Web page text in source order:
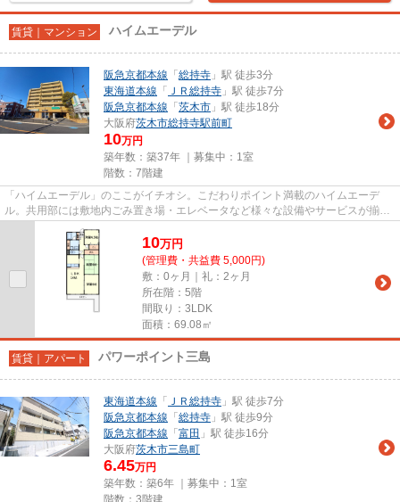
賃貸｜マンション ハイムエーデル
阪急京都本線 「 総持寺 」駅 徒歩3分
東海道本線 「 ＪＲ総持寺 」駅 徒歩7分
阪急京都本線 「 茨木市 」駅 徒歩18分
大阪府茨木市総持寺駅前町
10万円
築年数：築37年 ｜募集中： 1室
階数：7階建
「ハイムエーデル」のここがイチオシ。こだわりポイント満載のハイムエーデ
ル。共用部には敷地内ごみ置き場・エレベータなど様々な設備やサービスが揃っ
ているので便利です。こちらの...
10万円
(管理費・共益費 5,000円)
敷：0ヶ月｜礼：2ヶ月
所在階：5階
間取り：3LDK
面積：69.08㎡
賃貸｜アパート パワーポイント三島
東海道本線 「 ＪＲ総持寺 」駅 徒歩7分
阪急京都本線 「 総持寺 」駅 徒歩9分
阪急京都本線 「 富田 」駅 徒歩16分
大阪府茨木市三島町
6.45万円
築年数：築6年 ｜募集中： 1室
階数：3階建